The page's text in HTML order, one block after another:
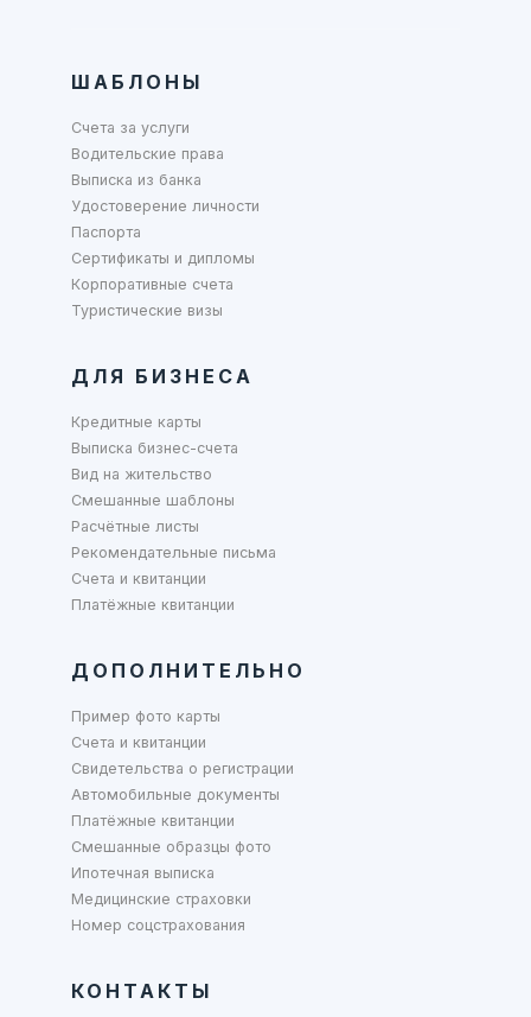
ШАБЛОНЫ
Счета за услуги
Водительские права
Выписка из банка
Удостоверение личности
Паспорта
Сертификаты и дипломы
Корпоративные счета
Туристические визы
ДЛЯ БИЗНЕСА
Кредитные карты
Выписка бизнес-счета
Вид на жительство
Смешанные шаблоны
Расчётные листы
Рекомендательные письма
Счета и квитанции
Платёжные квитанции
ДОПОЛНИТЕЛЬНО
Пример фото карты
Счета и квитанции
Свидетельства о регистрации
Автомобильные документы
Платёжные квитанции
Смешанные образцы фото
Ипотечная выписка
Медицинские страховки
Номер соцстрахования
КОНТАКТЫ